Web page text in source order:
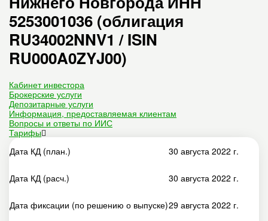
5253001036 (облигация
RU34002NNV1 / ISIN
RU000A0ZYJ00)
Кабинет инвестора
Брокерские услуги
Депозитарные услуги
Информация, предоставляемая клиентам
Вопросы и ответы по ИИС
Тарифы
Дата КД (план.)
30 августа 2022 г.
Дата КД (расч.) 30 августа 2022 г.
Дата фиксации (по решению о выпуске)29 августа 2022 г.